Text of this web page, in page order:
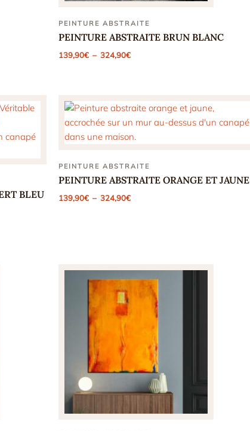
PEINTURE ABSTRAITE
PEINTURE ABSTRAITE BRUN BLANC
139,90€ – 324,90€Plage
BLEU
PEINTURE ABSTRAITE
PEINTURE ABSTRAITE ORANGE ET JAUNE
139,90€ – 324,90€Plage